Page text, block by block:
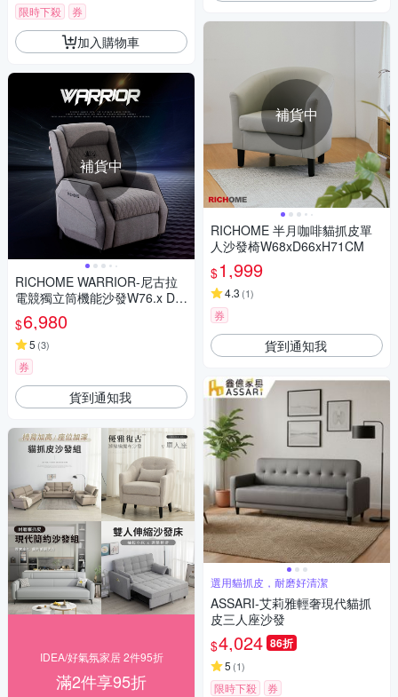
限時下殺 券
加入購物車
補貨中
RICHOME WARRIOR-尼古拉
電競獨立筒機能沙發W76.x D9
0-155 x H109 CM
$6,980
5 (3)
券
貨到通知我
IDEA/好氣氛家居 2件95折
滿2件享95折
補貨中
RICHOME 半月咖啡貓抓皮單
人沙發椅W68xD66xH71CM
$1,999
4.3 (1)
券
貨到通知我
選用貓抓皮，耐磨好清潔
ASSARI-艾莉雅輕奢現代貓抓
皮三人座沙發
$4,024 86折
5 (1)
限時下殺 券